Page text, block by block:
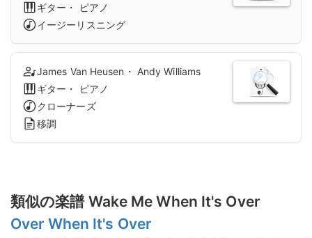
ギター・ ピアノ
イージーリスニング
James Van Heusen・ Andy Williams
ギター・ ピアノ
クローナーズ
移調
類似の楽譜 Wake Me When It's Over
Over When It's Over